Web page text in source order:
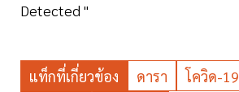
Detected "
แท็กที่เกี่ยวข้อง ดารา โควิด-19